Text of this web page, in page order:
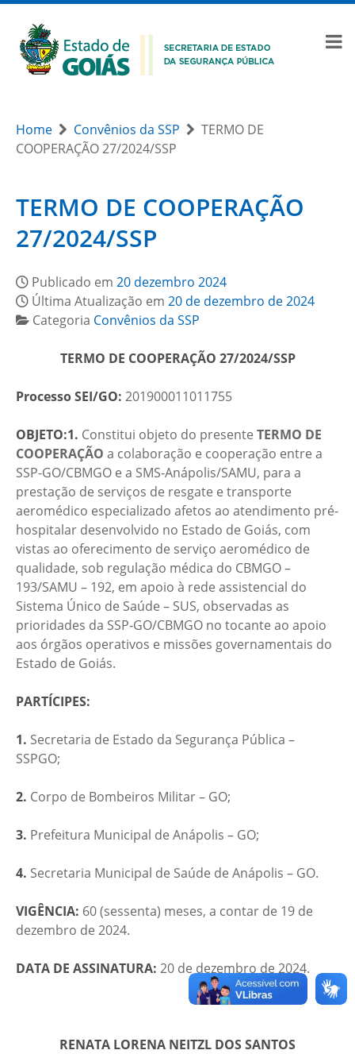
Home Convênios da SSP
TERMO DE
COOPERAÇÃO 27/2024/SSP
TERMO DE COOPERAÇÃO
27/2024/SSP
Publicado em 20 dezembro 2024
Última Atualização em 20 de dezembro de 2024
Categoria Convênios da SSP
TERMO DE COOPERAÇÃO 27/2024/SSP
Processo SEI/GO: 201900011011755
OBJETO:1. Constitui objeto do presente TERMO DE
COOPERAÇÃO a colaboração e cooperação entre a
SSP-GO/CBMGO e a SMS-Anápolis/SAMU, para a
prestação de serviços de resgate e transporte
aeromédico especializado afetos ao atendimento pré-
hospitalar desenvolvido no Estado de Goiás, com
vistas ao oferecimento de serviço aeromédico de
qualidade, sob regulação médica do CBMGO –
193/SAMU – 192, em apoio à rede assistencial do
Sistema Único de Saúde – SUS, observadas as
prioridades da SSP-GO/CBMGO no tocante ao apoio
aos órgãos operativos e missões governamentais do
Estado de Goiás.
PARTÍCIPES:
1. Secretaria de Estado da Segurança Pública –
SSPGO;
2. Corpo de Bombeiros Militar – GO;
3. Prefeitura Municipal de Anápolis – GO;
4. Secretaria Municipal de Saúde de Anápolis – GO.
VIGÊNCIA: 60 (sessenta) meses, a contar de 19 de
dezembro de 2024.
DATA DE ASSINATURA: 20 de dezembro de 2024.
RENATA LORENA NEITZL DOS SANTOS